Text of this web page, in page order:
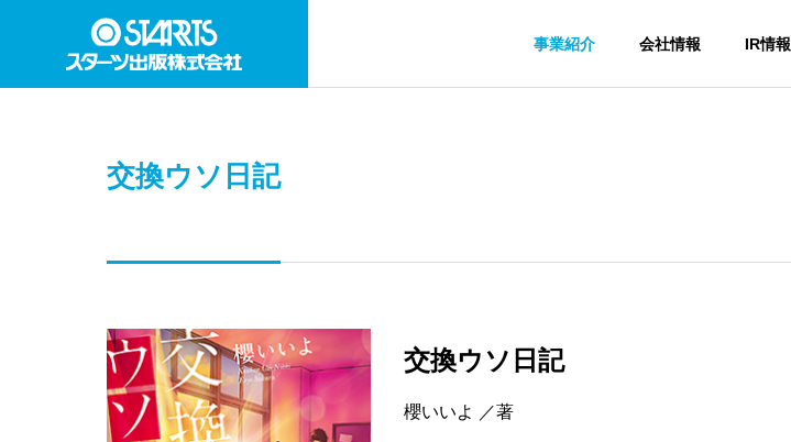
事業紹介 会社情報 IR情報
交換ウソ日記
交換ウソ日記
櫻いいよ ／著